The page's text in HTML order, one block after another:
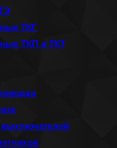
ТКГ
ТКП и ТКТ
выключателей